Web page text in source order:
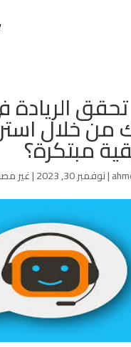
الريادة
من خلال
مبتكرة؟
|نوفمبر 30, 2023 |غير